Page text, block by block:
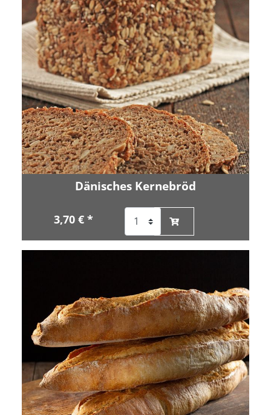
Dänisches Kernebröd
3,70 € *